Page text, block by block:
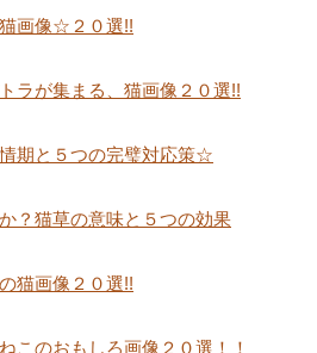
画像☆２０選!!
ラが集まる、猫画像２０選!!
期と５つの完璧対応策☆
？猫草の意味と５つの効果
猫画像２０選!!
このおもしろ画像２０選！！